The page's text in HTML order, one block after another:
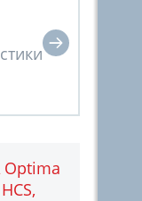
Optima